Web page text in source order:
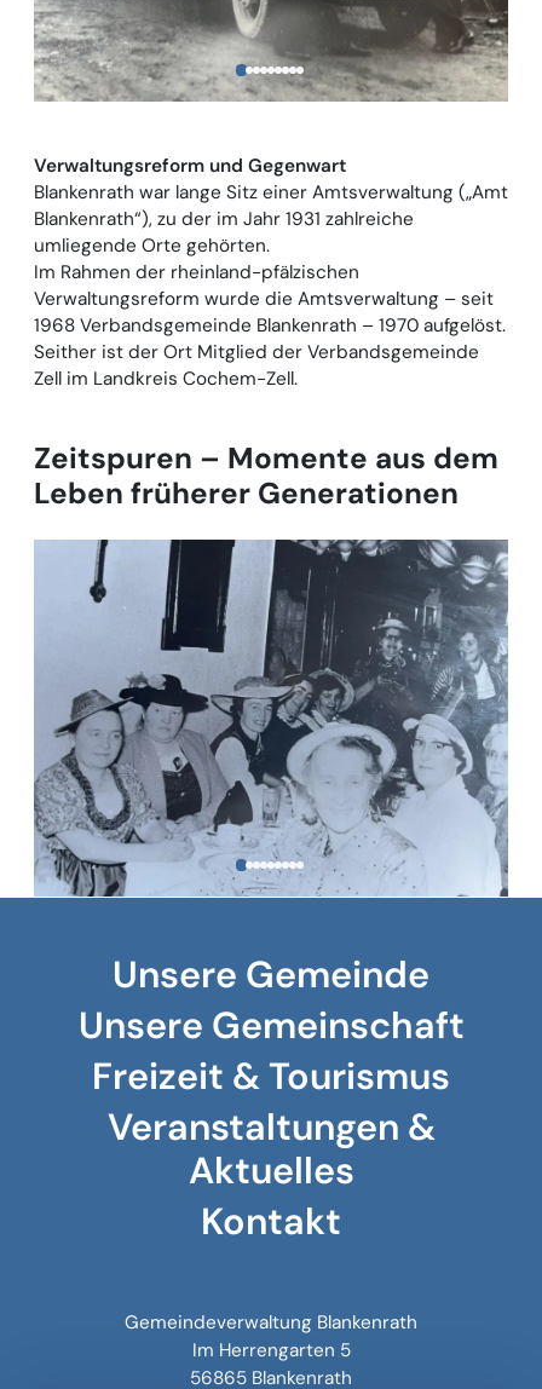
Verwaltungsreform und Gegenwart
Blankenrath war lange Sitz einer Amtsverwaltung („Amt
Blankenrath“), zu der im Jahr 1931 zahlreiche
umliegende Orte gehörten.
Im Rahmen der rheinland-pfälzischen
Verwaltungsreform wurde die Amtsverwaltung – seit
1968 Verbandsgemeinde Blankenrath – 1970 aufgelöst.
Seither ist der Ort Mitglied der Verbandsgemeinde
Zell im Landkreis Cochem-Zell.
Zeitspuren – Momente aus dem
Leben früherer Generationen
Unsere Gemeinde
Unsere Gemeinschaft
Freizeit & Tourismus
Veranstaltungen &
Aktuelles
Kontakt
Gemeindeverwaltung Blankenrath
Im Herrengarten 5
56865 Blankenrath